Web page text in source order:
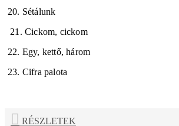
20. Sétálunk
21. Cickom, cickom
22. Egy, kettő, három
23. Cifra palota
RÉSZLETEK